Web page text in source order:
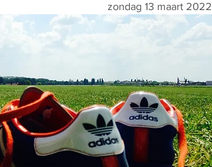
zondag 13 maart 2022